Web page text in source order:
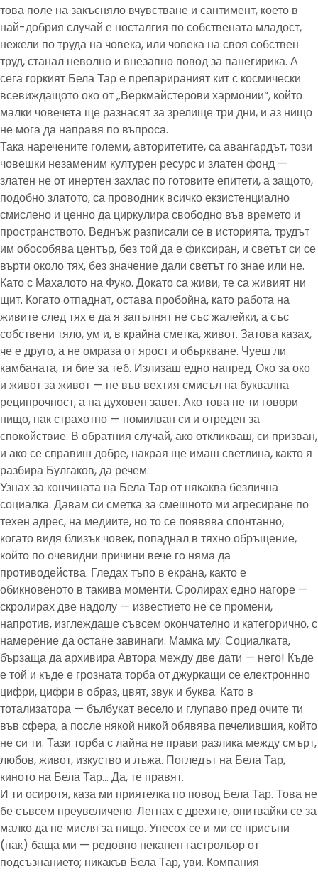
това поле на закъсняло вчувстване и сантимент, което в
най-добрия случай е носталгия по собствената младост,
нежели по труда на човека, или човека на своя собствен
труд, станал неволно и внезапно повод за панегирика. А
сега горкият Бела Тар е препарираният кит с космически
всевиждащото око от „Веркмайстерови хармонии“, който
малки човечета ще разнасят за зрелище три дни, и аз нищо
не мога да направя по въпроса.
Така наречените големи, авторитетите, са авангардът, този
човешки незаменим културен ресурс и златен фонд —
златен не от инертен захлас по готовите епитети, а защото,
подобно златото, са проводник всичко екзистенциално
смислено и ценно да циркулира свободно във времето и
пространството. Веднъж разписали се в историята, трудът
им обособява център, без той да е фиксиран, и светът си се
върти около тях, без значение дали светът го знае или не.
Като с Махалото на Фуко. Докато са живи, те са живият ни
щит. Когато отпаднат, остава пробойна, като работа на
живите след тях е да я запълнят не със жалейки, а със
собствени тяло, ум и, в крайна сметка, живот. Затова казах,
че е друго, а не омраза от ярост и объркване. Чуеш ли
камбаната, тя бие за теб. Излизаш едно напред. Око за око
и живот за живот — не във вехтия смисъл на буквална
реципрочност, а на духовен завет. Ако това не ти говори
нищо, пак страхотно — помилван си и отреден за
спокойствие. В обратния случай, ако откликваш, си призван,
и ако се справиш добре, накрая ще имаш светлина, както я
разбира Булгаков, да речем.
Узнах за кончината на Бела Тар от някаква безлична
социалка. Давам си сметка за смешното ми агресиране по
техен адрес, на медиите, но то се появява спонтанно,
когато видя близък човек, попаднал в тяхно обръщение,
който по очевидни причини вече го няма да
противодейства. Гледах тъпо в екрана, както е
обикновеното в такива моменти. Сролирах едно нагоре —
скролирах две надолу — известието не се промени,
напротив, изглеждаше съвсем окончателно и категорично, с
намерение да остане завинаги. Мамка му. Социалката,
бързаща да архивира Автора между две дати — него! Къде
е той и къде е грозната торба от джуркащи се електроннно
цифри, цифри в образ, цвят, звук и буква. Като в
тотализатора — бълбукат весело и глупаво пред очите ти
във сфера, а после някой никой обявява печелившия, който
не си ти. Тази торба с лайна не прави разлика между смърт,
любов, живот, изкуство и лъжа. Погледът на Бела Тар,
киното на Бела Тар… Да, те правят.
И ти осиротя, каза ми приятелка по повод Бела Тар. Това не
бе съвсем преувеличено. Легнах с дрехите, опитвайки се за
малко да не мисля за нищо. Унесох се и ми се присъни
(пак) баща ми — редовно неканен гастрольор от
подсъзнанието; никакъв Бела Тар, уви. Компания